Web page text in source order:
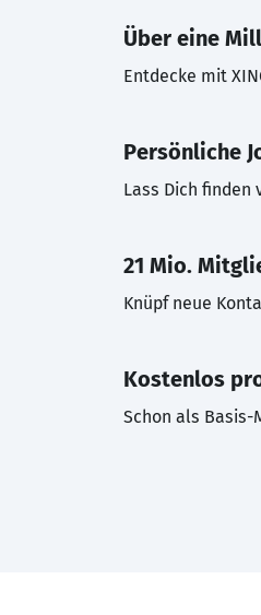
Über eine
Entdecke mit
Persönliche
Lass Dich finden
21 Mio.
Knüpf neue
Kostenlos
Schon als Basis-